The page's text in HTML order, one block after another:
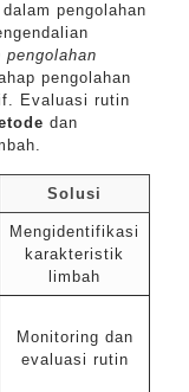
pengolahan
pengolahan
pengolahan
Evaluasi rutin
dan
Solusi
Mengidentifikasi
karakteristik
limbah
Monitoring dan
evaluasi rutin